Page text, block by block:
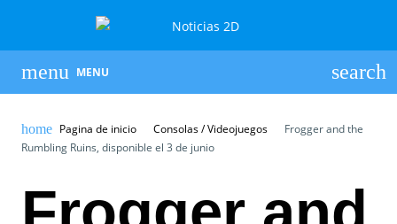
MENU
Pagina de inicio Consolas / Videojuegos
Frogger and the
Rumbling Ruins, disponible el 3 de junio